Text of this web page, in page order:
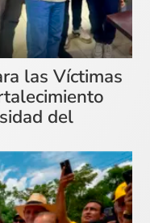
las Víctimas
del